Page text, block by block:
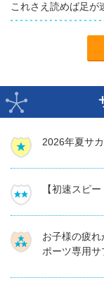
これさえ読めば足が
2026年夏サ
【初速スピ
お子様の疲
ポーツ専用サ